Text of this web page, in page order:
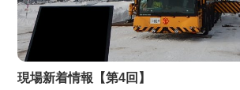
現場新着情報【第4回】